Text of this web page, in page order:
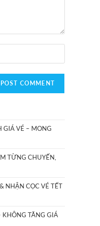
GIÁ VÉ – MONG
TỪNG CHUYẾN,
NHẬN CỌC VÉ TẾT
TĂNG GIÁ